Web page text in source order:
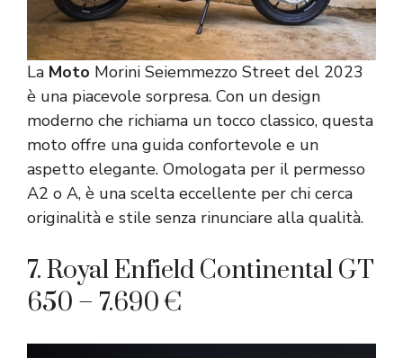
La Moto Morini Seiemmezzo Street del 2023
è una piacevole sorpresa. Con un design
moderno che richiama un tocco classico, questa
moto offre una guida confortevole e un
aspetto elegante. Omologata per il permesso
A2 o A, è una scelta eccellente per chi cerca
originalità e stile senza rinunciare alla qualità.
7. Royal Enfield Continental GT
650 – 7.690 €